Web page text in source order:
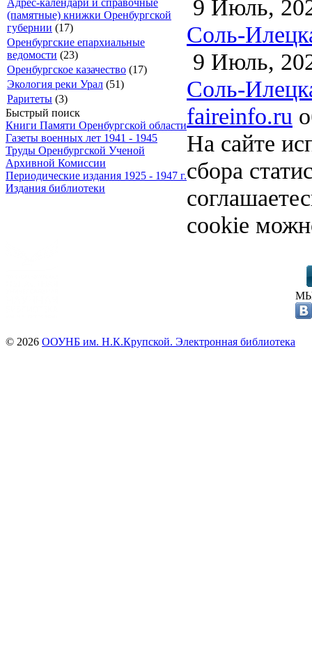
Адрес-календари и справочные
(памятные) книжки Оренбургской
губернии (17)
Оренбургские епархиальные
ведомости (23)
Оренбургское казачество (17)
Экология реки Урал (51)
Раритеты (3)
Быстрый поиск
Книги Памяти Оренбургской области
Газеты военных лет 1941 - 1945
Труды Оренбургской Ученой
Архивной Комиссии
Периодические издания 1925 - 1947 г.
Издания библиотеки
9 Июль,
Соль-
9 Июль,
Соль-
faireinfo.ru
На сайте
сбора
cookie
© 2026 ООУНБ им. Н.К.Крупской. Электронная библиотека